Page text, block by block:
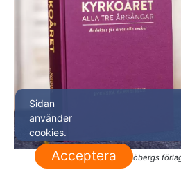
Sjöbergs
Sidan
använder
cookies.
Acceptera